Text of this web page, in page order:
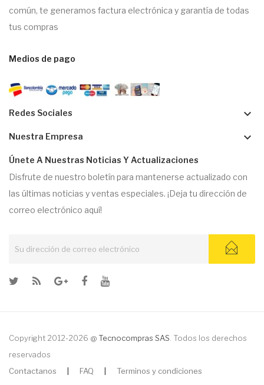
común, te generamos factura electrónica y garantía de todas
tus compras
Medios de pago
Redes Sociales keyboard_arrow_down
Nuestra Empresa keyboard_arrow_down
Únete A Nuestras Noticias Y Actualizaciones
Disfrute de nuestro boletín para mantenerse actualizado con
las últimas noticias y ventas especiales. ¡Deja tu dirección de
correo electrónico aquí!
Copyright 2012-2026 @ Tecnocompras SAS . Todos los derechos
reservados
Contactanos
FAQ Terminos y condiciones